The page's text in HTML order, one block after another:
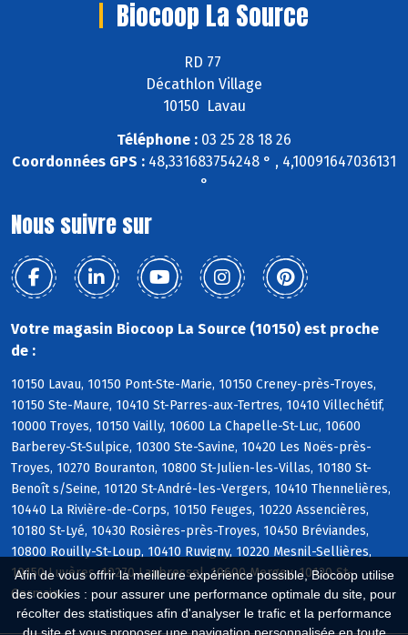
Afin de vous offrir la meilleure expérience possible, Biocoop utilise
des cookies : pour assurer une performance optimale du site, pour
récolter des statistiques afin d'analyser le trafic et la performance
Biocoop La Source
RD 77
Décathlon Village
10150 Lavau
Téléphone : 03 25 28 18 26
Coordonnées GPS : 48,331683754248 ° , 4,10091647036131
°
Nous suivre sur
Votre magasin Biocoop La Source (10150) est proche
de :
10150 Lavau, 10150 Pont-Ste-Marie, 10150 Creney-près-Troyes,
10150 Ste-Maure, 10410 St-Parres-aux-Tertres, 10410 Villechétif,
10000 Troyes, 10150 Vailly, 10600 La Chapelle-St-Luc, 10600
Barberey-St-Sulpice, 10300 Ste-Savine, 10420 Les Noës-près-
Troyes, 10270 Bouranton, 10800 St-Julien-les-Villas, 10180 St-
Benoît s/Seine, 10120 St-André-les-Vergers, 10410 Thennelières,
10440 La Rivière-de-Corps, 10150 Feuges, 10220 Assencières,
10180 St-Lyé, 10430 Rosières-près-Troyes, 10450 Bréviandes,
10800 Rouilly-St-Loup, 10410 Ruvigny, 10220 Mesnil-Sellières,
10150 Luyères, 10270 Laubressel, 10600 Mergey, 10120 St-
Germain